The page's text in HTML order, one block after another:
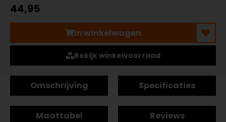
44,95
In winkelwagen
Bekijk winkelvoorraad
Omschrijving Specificaties
Maattabel Reviews